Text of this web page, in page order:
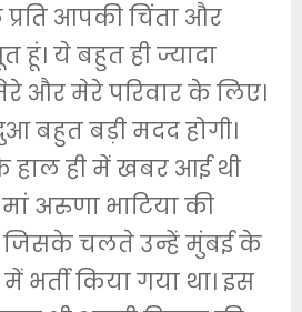
आपकी चिंता और
हूं। ये बहुत ही ज्यादा
और मेरे परिवार के लिए।
बहुत बड़ी मदद होगी।
हाल ही में खबर आई थी
अरुणा भाटिया की
जिसके चलते उन्हें मुंबई के
भर्ती किया गया था। इस